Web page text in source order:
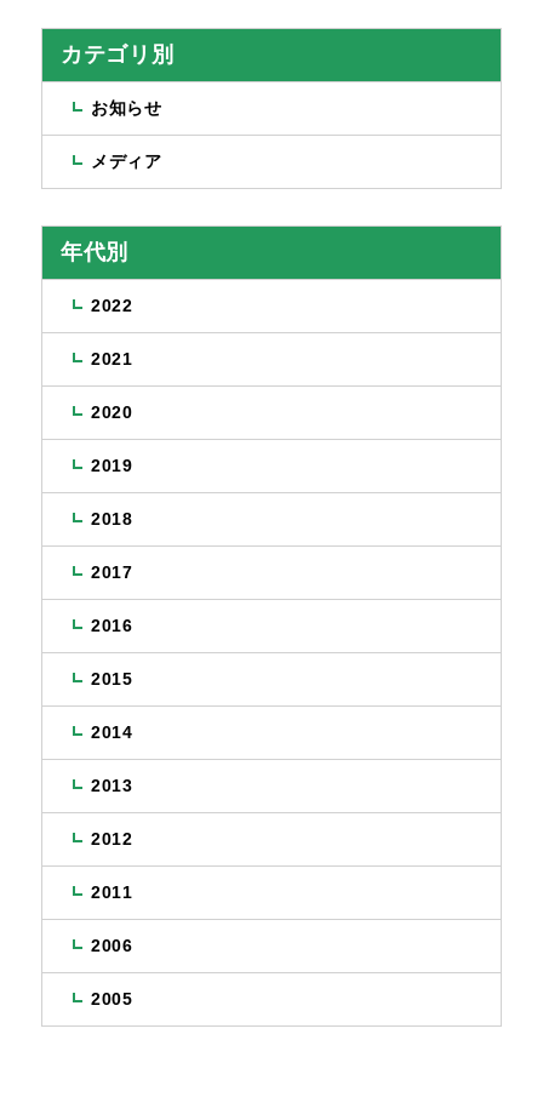
カテゴリ別
お知らせ
メディア
年代別
2022
2021
2020
2019
2018
2017
2016
2015
2014
2013
2012
2011
2006
2005